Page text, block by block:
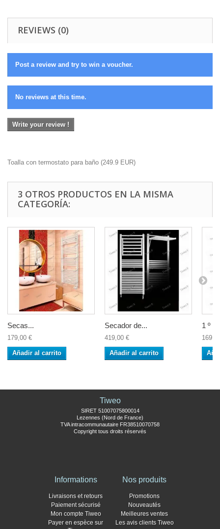
REVIEWS (0)
Post a review and try to win a voucher.
No reviews at this time.
Write your review !
Toalla con termostato para baño (249.9 EUR)
3 OTROS PRODUCTOS EN LA MISMA
CATEGORÍA:
Secas...
179,00 €
Añadir al carrito
Secador de...
419,00 €
Añadir al carrito
1 º
Tiweo
SIRET 51007075800014
Lezennes (Nord de France)
TVA intracommunautaire FR38510070758
Copyright tous droits réservés
Informations
Livraisons et retours
Paiement sécurisé
Mon compte Tiweo
Payer en espèce sur
Nos produits
Promotions
Nouveautés
Meilleures ventes
Les avis clients Tiweo